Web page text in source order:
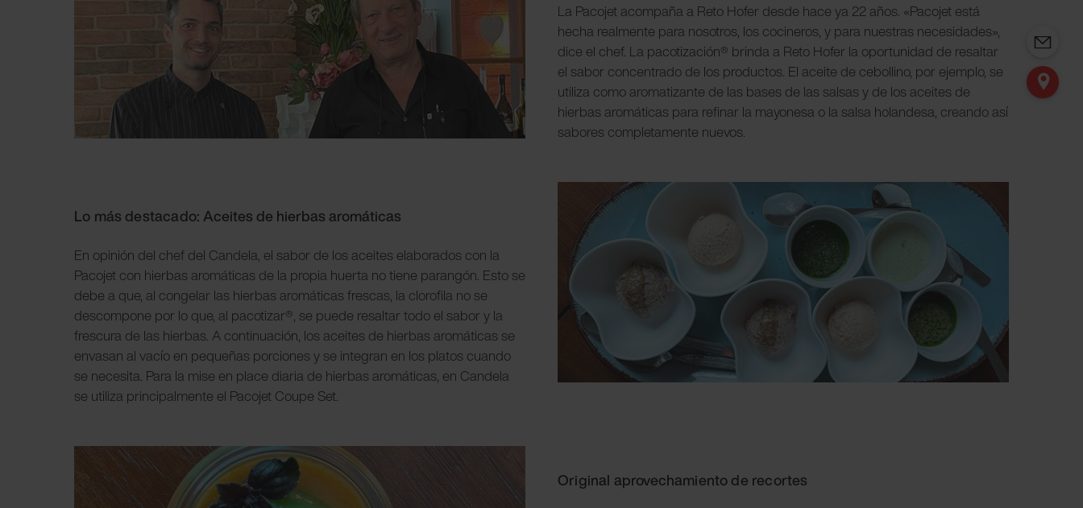
La Pacojet acompaña a Reto Hofer desde hace ya 22 años. «Pacojet está
hecha realmente para nosotros, los cocineros, y para nuestras necesidades»,
dice el chef. La pacotización® brinda a Reto Hofer la oportunidad de resaltar
el sabor concentrado de los productos. El aceite de cebollino, por ejemplo, se
utiliza como aromatizante de las bases de las salsas y de los aceites de
hierbas aromáticas para refinar la mayonesa o la salsa holandesa, creando así
sabores completamente nuevos.
Lo más destacado:Aceites de hierbas aromáticas
En opinión del chef del Candela, el sabor de los aceites elaborados con la
Pacojet con hierbas aromáticas de la propia huerta no tiene parangón. Esto se
debe a que, al congelar las hierbas aromáticas frescas, la clorofila no se
descompone por lo que, al pacotizar®, se puede resaltar todo el sabor y la
frescura de las hierbas. A continuación, los aceites de hierbas aromáticas se
envasan al vacío en pequeñas porciones y se integran en los platos cuando
se necesita. Para la mise en place diaria de hierbas aromáticas, en Candela
se utiliza principalmente el Pacojet Coupe Set.
Original aprovechamiento de recortes